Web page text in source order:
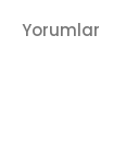
Yorumlar